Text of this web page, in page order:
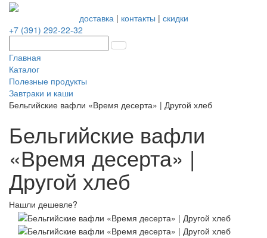
доставка| контакты | скидки
+7 (391) 292-22-32
Главная
Каталог
Полезные продукты
Завтраки и каши
Бельгийские вафли «Время десерта» | Другой хлеб
Бельгийские вафли
«Время десерта» |
Другой хлеб
Нашли дешевле?